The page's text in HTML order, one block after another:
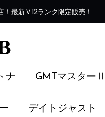
最新Ｖ12ランク限定販売！
ナ GMTマスターⅡ
デイトジャスト